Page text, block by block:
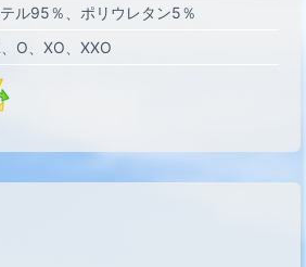
ル95％、ポリウレタン5％
O XO XXO